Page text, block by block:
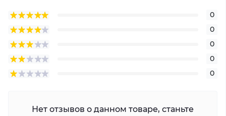
0
0
0
0
0
Нет отзывов о данном товаре, станьте